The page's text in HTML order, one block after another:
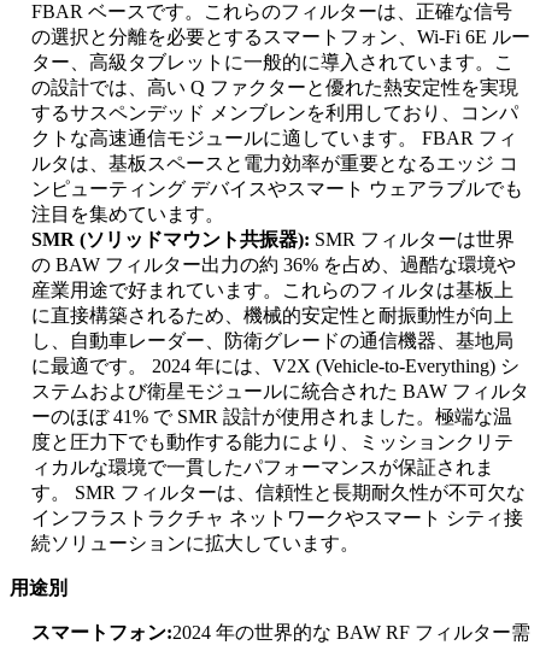
FBAR ベースです。これらのフィルターは、正確な信号
の選択と分離を必要とするスマートフォン、Wi-Fi 6E ルー
ター、高級タブレットに一般的に導入されています。こ
の設計では、高い Q ファクターと優れた熱安定性を実現
するサスペンデッド メンブレンを利用しており、コンパ
クトな高速通信モジュールに適しています。 FBAR フィ
ルタは、基板スペースと電力効率が重要となるエッジ コ
ンピューティング デバイスやスマート ウェアラブルでも
注目を集めています。
SMR (ソリッドマウント共振器): SMR フィルターは世界
の BAW フィルター出力の約 36% を占め、過酷な環境や
産業用途で好まれています。これらのフィルタは基板上
に直接構築されるため、機械的安定性と耐振動性が向上
し、自動車レーダー、防衛グレードの通信機器、基地局
に最適です。 2024 年には、V2X (Vehicle-to-Everything) シ
ステムおよび衛星モジュールに統合された BAW フィルタ
ーのほぼ 41% で SMR 設計が使用されました。極端な温
度と圧力下でも動作する能力により、ミッションクリテ
ィカルな環境で一貫したパフォーマンスが保証されま
す。 SMR フィルターは、信頼性と長期耐久性が不可欠な
インフラストラクチャ ネットワークやスマート シティ接
続ソリューションに拡大しています。
用途別
スマートフォン:2024 年の世界的な BAW RF フィルター需